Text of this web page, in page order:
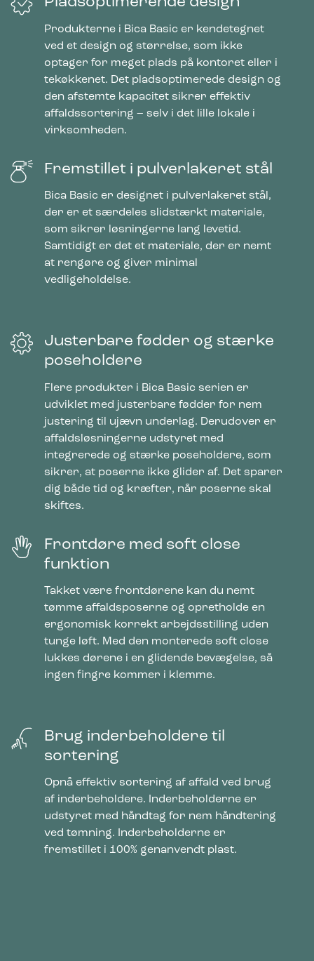
Produkterne i Bica Basic er kendetegnet
ved et design og størrelse, som ikke
optager for meget plads på kontoret eller i
tekøkkenet. Det pladsoptimerede design og
den afstemte kapacitet sikrer effektiv
affaldssortering – selv i det lille lokale i
virksomheden.
Fremstillet i pulverlakeret stål
Bica Basic er designet i pulverlakeret stål,
der er et særdeles slidstærkt materiale,
som sikrer løsningerne lang levetid.
Samtidigt er det et materiale, der er nemt
at rengøre og giver minimal
vedligeholdelse.
Justerbare fødder og stærke
poseholdere
Flere produkter i Bica Basic serien er
udviklet med justerbare fødder for nem
justering til ujævn underlag. Derudover er
affaldsløsningerne udstyret med
integrerede og stærke poseholdere, som
sikrer, at poserne ikke glider af. Det sparer
dig både tid og kræfter, når poserne skal
skiftes.
Frontdøre med soft close
funktion
Takket være frontdørene kan du nemt
tømme affaldsposerne og opretholde en
ergonomisk korrekt arbejdsstilling uden
tunge løft. Med den monterede soft close
lukkes dørene i en glidende bevægelse, så
ingen fingre kommer i klemme.
Brug inderbeholdere til
sortering
Opnå effektiv sortering af affald ved brug
af inderbeholdere. Inderbeholderne er
udstyret med håndtag for nem håndtering
ved tømning. Inderbeholderne er
fremstillet i 100% genanvendt plast.